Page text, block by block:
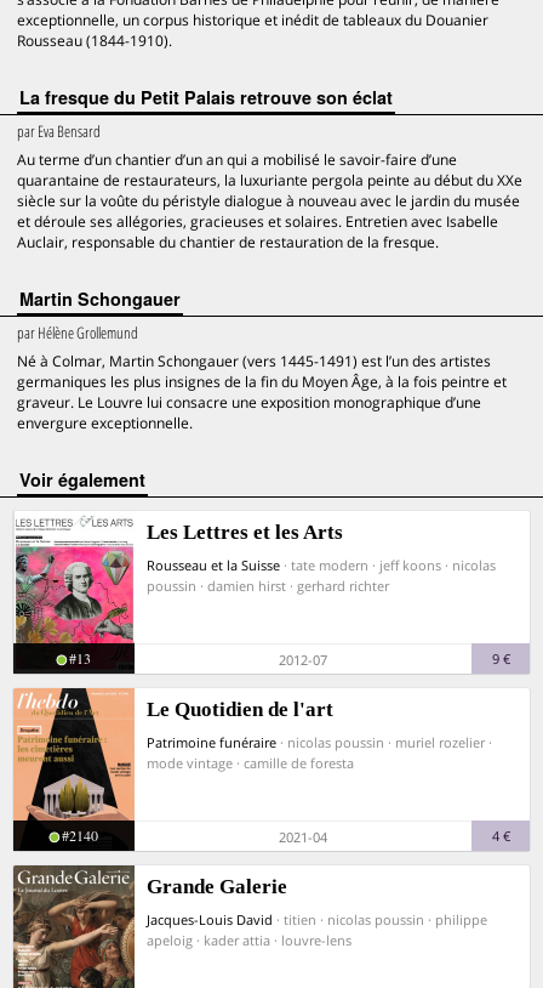
exceptionnelle, un corpus historique et inédit de tableaux du Douanier
Rousseau (1844-1910).
La fresque du Petit Palais retrouve son éclat
parEva Bensard
Au terme d’un chantier d’un an qui a mobilisé le savoir-faire d’une
quarantaine de restaurateurs, la luxuriante pergola peinte au début du XXe
siècle sur la voûte du péristyle dialogue à nouveau avec le jardin du musée
et déroule ses allégories, gracieuses et solaires. Entretien avec Isabelle
Auclair, responsable du chantier de restauration de la fresque.
Martin Schongauer
parHélène Grollemund
Né à Colmar, Martin Schongauer (vers 1445-1491) est l’un des artistes
germaniques les plus insignes de la fin du Moyen Âge, à la fois peintre et
graveur. Le Louvre lui consacre une exposition monographique d’une
envergure exceptionnelle.
voir également
Les Lettres et les Arts
Rousseau et la Suisse · tate modern · jeff koons · nicolas
poussin · damien hirst · gerhard richter
#13 2012-07 9 €
Le Quotidien de l'art
Patrimoine funéraire · nicolas poussin · muriel rozelier ·
mode vintage · camille de foresta
#2140 2021-04 4 €
Grande Galerie
Jacques-Louis David · titien · nicolas poussin · philippe
apeloig · kader attia · louvre-lens